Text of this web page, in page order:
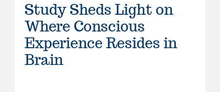
Study Sheds Light on
Where Conscious
Experience Resides in
Brain